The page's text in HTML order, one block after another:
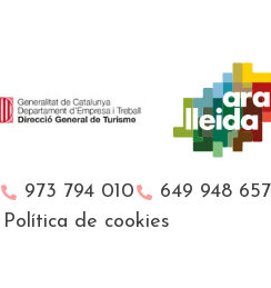
973 794 010 649 948 657
Política de cookies